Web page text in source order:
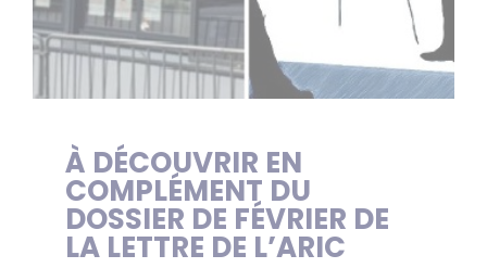
À DÉCOUVRIR EN
COMPLÉMENT DU
DOSSIER DE FÉVRIER DE
LA LETTRE DE L’ARIC